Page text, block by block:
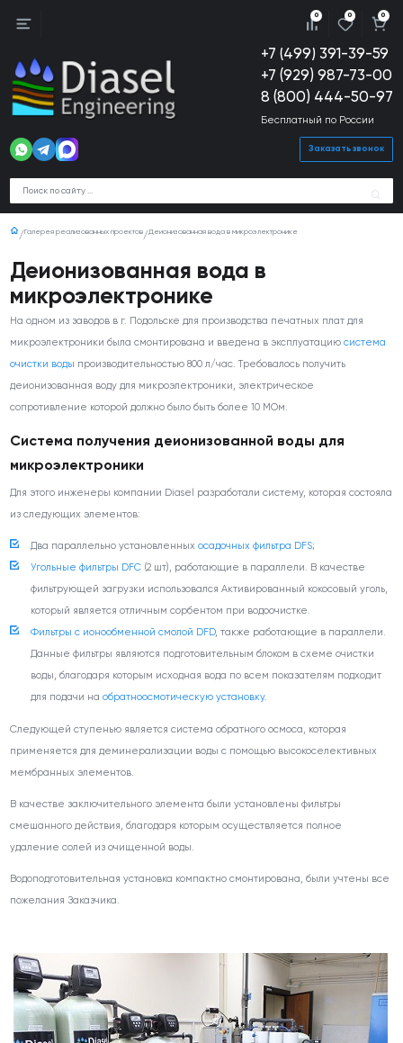
+7 (499) 391-39-59
+7 (929) 987-73-00
8 (800) 444-50-97
Бесплатный по России
Заказать звонок
0 0 0
Галерея реализованных проектов Деионизованная вода в микроэлектронике
Деионизованная вода в
микроэлектронике
На одном из заводов в г. Подольске для производства печатных плат для
микроэлектроники была смонтирована и введена в эксплуатациюсистема
очистки воды производительностью 800 л/час. Требовалось получить
деионизованная воду для микроэлектроники, электрическое
сопротивление которой должно было быть более 10 МОм.
Система получения деионизованной воды для
микроэлектроники
Для этого инженеры компании Diasel разработали систему, которая состояла
из следующих элементов:
Два параллельно установленных осадочных фильтра DFS;
Угольные фильтры DFC(2 шт), работающие в параллели. В качестве
фильтрующей загрузки использовался Активированный кокосовый уголь,
который является отличным сорбентом при водоочистке.
Фильтры с ионообменной смолой DFD, также работающие в параллели.
Данные фильтры являются подготовительным блоком в схеме очистки
воды, благодаря которым исходная вода по всем показателям подходит
для подачи на обратноосмотическую установку.
Следующей ступенью является система обратного осмоса, которая
применяется для деминерализации воды с помощью высокоселективных
мембранных элементов.
В качестве заключительного элемента были установлены фильтры
смешанного действия, благодаря которым осуществляется полное
удаление солей из очищенной воды.
Водоподготовительная установка компактно смонтирована, были учтены все
пожелания Заказчика.